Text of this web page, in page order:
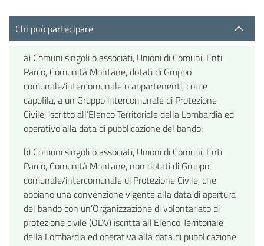
Chi può partecipare
a) Comuni singoli o associati, Unioni di Comuni, Enti
Parco, Comunità Montane, dotati di Gruppo
comunale/intercomunale o appartenenti, come
capofila, a un Gruppo intercomunale di Protezione
Civile, iscritto all’Elenco Territoriale della Lombardia ed
operativo alla data di pubblicazione del bando;
b) Comuni singoli o associati, Unioni di Comuni, Enti
Parco, Comunità Montane, non dotati di Gruppo
comunale/intercomunale di Protezione Civile, che
abbiano una convenzione vigente alla data di apertura
del bando con un’Organizzazione di volontariato di
protezione civile (ODV) iscritta all’Elenco Territoriale
della Lombardia ed operativa alla data di pubblicazione